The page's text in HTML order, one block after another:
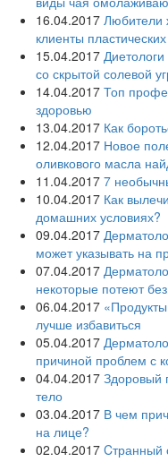
16.04.2017 Любители
клиенты
15.04.2017
со скрытой солевой
14.04.2017 Топ
здоровью
13.04.2017 Как
12.04.2017 Новое
оливкового масла‍
11.04.2017 7
10.04.2017 Как
домашних условиях?
09.04.2017
может указывать на
07.04.2017
некоторые потеют
06.04.2017
лучше избавиться
05.04.2017
причиной проблем с
04.04.2017 Здоровый
тело
03.04.2017 В чем
на лице?
02.04.2017 Cтранный